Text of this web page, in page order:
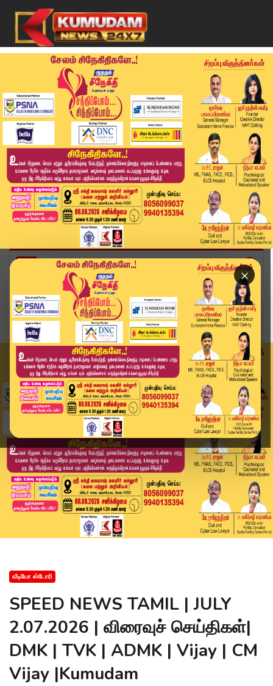
×
Home
வீடியோ ஸ்டோரி
SPEED NEWS TAMIL | JULY 2.07.2026 | விரைவுச் செ...
வீடியோ ஸ்டோரி
SPEED NEWS TAMIL | JULY
2.07.2026 | விரைவுச் செய்திகள்|
DMK | TVK | ADMK | Vijay | CM
Vijay |Kumudam